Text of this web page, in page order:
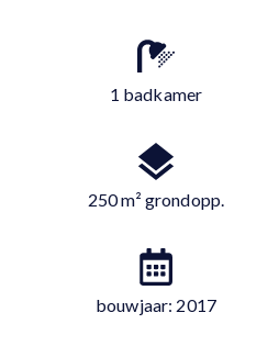
1 badkamer
250 m² grondopp.
bouwjaar: 2017